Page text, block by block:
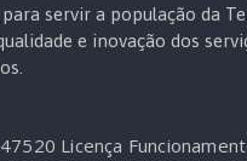
servir a população da
e inovação dos
Licença